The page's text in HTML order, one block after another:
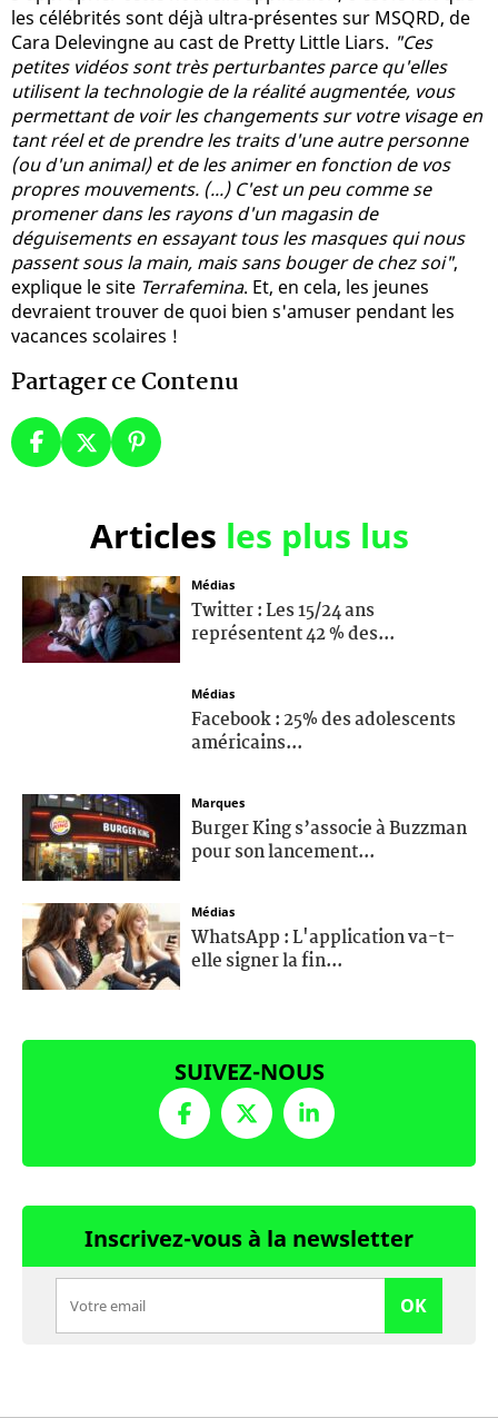
les célébrités sont déjà ultra-présentes sur MSQRD, de
Cara Delevingne au cast de Pretty Little Liars. "Ces
petites vidéos sont très perturbantes parce qu'elles
utilisent la technologie de la réalité augmentée, vous
permettant de voir les changements sur votre visage en
tant réel et de prendre les traits d'une autre personne
(ou d'un animal) et de les animer en fonction de vos
propres mouvements. (...) C'est un peu comme se
promener dans les rayons d'un magasin de
déguisements en essayant tous les masques qui nous
passent sous la main, mais sans bouger de chez soi",
explique le site Terrafemina. Et, en cela, les jeunes
devraient trouver de quoi bien s'amuser pendant les
vacances scolaires !
Partager ce Contenu
Articles les plus lus
Médias
Twitter : Les 15/24 ans
représentent 42 % des...
Médias
Facebook : 25% des adolescents
américains...
Marques
Burger King s’associe à Buzzman
pour son lancement...
Médias
WhatsApp : L'application va-t-
elle signer la fin...
SUIVEZ-NOUS
Inscrivez-vous à la newsletter
OK